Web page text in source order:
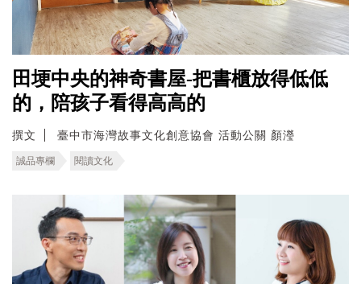
田埂中央的神奇書屋-把書櫃放得低低
的，陪孩子看得高高的
撰文 臺中市海灣故事文化創意協會 活動公關 顏瀅
誠品專欄 閱讀文化